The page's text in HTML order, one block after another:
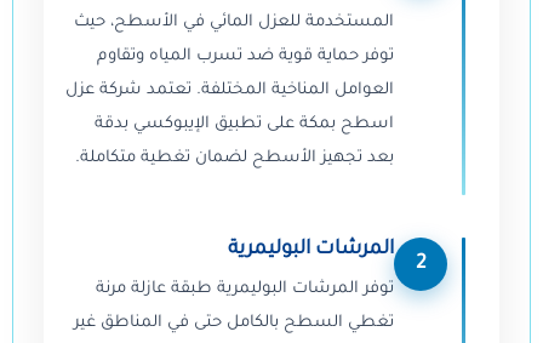
المستخدمة للعزل المائي في الأسطح، حيث
توفر حماية قوية ضد تسرب المياه وتقاوم
العوامل المناخية المختلفة. تعتمد شركة عزل
اسطح بمكة على تطبيق الإيبوكسي بدقة
بعد تجهيز الأسطح لضمان تغطية متكاملة.
2
المرشات البوليمرية
توفر المرشات البوليمرية طبقة عازلة مرنة
تغطي السطح بالكامل حتى في المناطق غير